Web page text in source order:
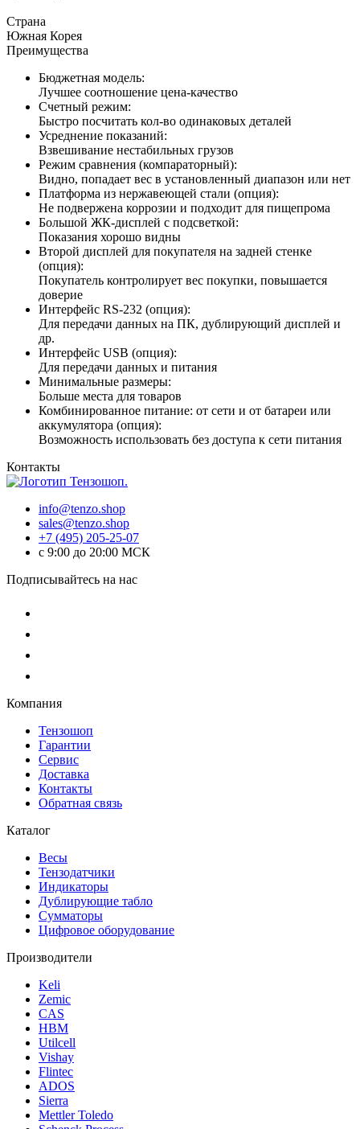
Страна
Южная Корея
Преимущества
Бюджетная модель:
Лучшее соотношение цена-качество
Счетный режим:
Быстро посчитать кол-во одинаковых деталей
Усреднение показаний:
Взвешивание нестабильных грузов
Режим сравнения (компараторный):
Видно, попадает вес в установленный диапазон или нет
Платформа из нержавеющей стали (опция):
Не подвержена коррозии и подходит для пищепрома
Большой ЖК-дисплей с подсветкой:
Показания хорошо видны
Второй дисплей для покупателя на задней стенке
(опция):
Покупатель контролирует вес покупки, повышается
доверие
Интерфейс RS-232 (опция):
Для передачи данных на ПК, дублирующий дисплей и
др.
Интерфейс USB (опция):
Для передачи данных и питания
Минимальные размеры:
Больше места для товаров
Комбинированное питание: от сети и от батареи или
аккумулятора (опция):
Возможность использовать без доступа к сети питания
Контакты
info@tenzo.shop
sales@tenzo.shop
+7 (495) 205-25-07
с 9:00 до 20:00 МСК
Подписывайтесь на нас
Компания
Тензошоп
Гарантии
Сервис
Доставка
Контакты
Обратная связь
Каталог
Весы
Тензодатчики
Индикаторы
Дублирующие табло
Сумматоры
Цифровое оборудование
Производители
Keli
Zemic
CAS
HBM
Utilcell
Vishay
Flintec
ADOS
Sierra
Mettler Toledo